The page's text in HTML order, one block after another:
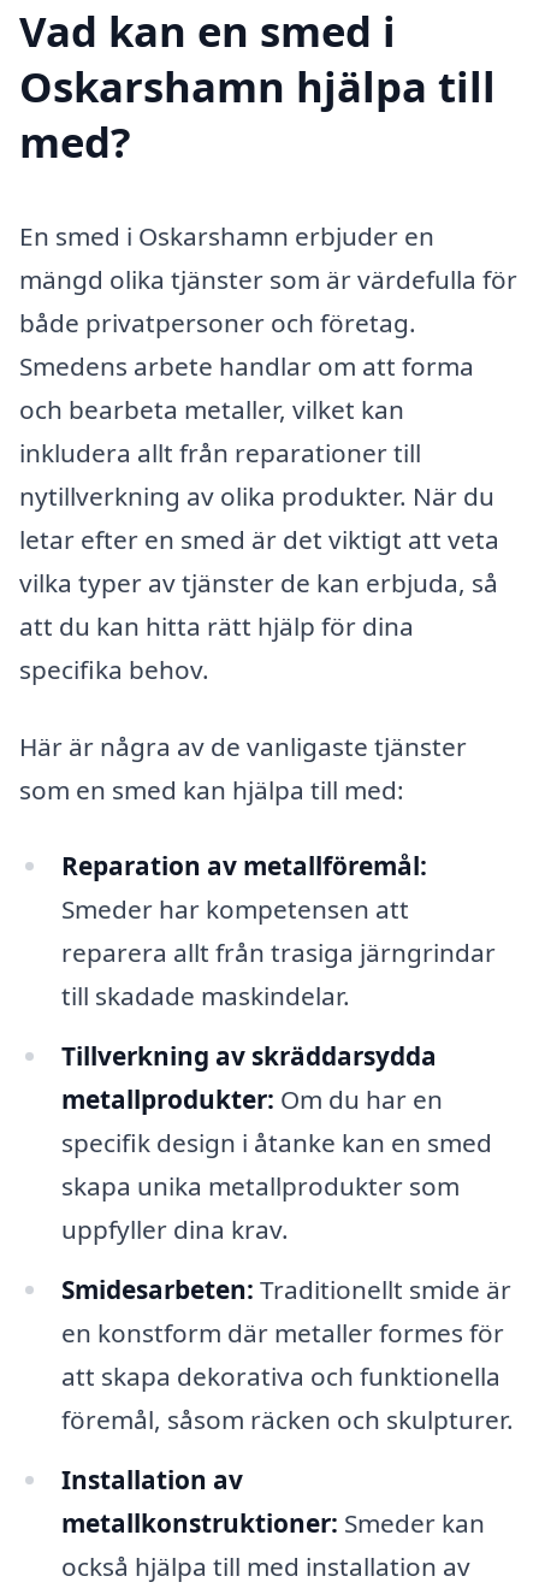
Vad kan en smed i
Oskarshamn hjälpa till
med?
En smed i Oskarshamn erbjuder en
mängd olika tjänster som är värdefulla för
både privatpersoner och företag.
Smedens arbete handlar om att forma
och bearbeta metaller, vilket kan
inkludera allt från reparationer till
nytillverkning av olika produkter. När du
letar efter en smed är det viktigt att veta
vilka typer av tjänster de kan erbjuda, så
att du kan hitta rätt hjälp för dina
specifika behov.
Här är några av de vanligaste tjänster
som en smed kan hjälpa till med:
Reparation av metallföremål:
Smeder har kompetensen att
reparera allt från trasiga järngrindar
till skadade maskindelar.
Tillverkning av skräddarsydda
metallprodukter: Om du har en
specifik design i åtanke kan en smed
skapa unika metallprodukter som
uppfyller dina krav.
Smidesarbeten: Traditionellt smide är
en konstform där metaller formes för
att skapa dekorativa och funktionella
föremål, såsom räcken och skulpturer.
Installation av
metallkonstruktioner: Smeder kan
också hjälpa till med installation av